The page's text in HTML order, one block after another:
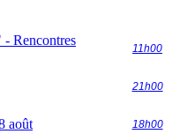
Rencontres
11h00
21h00
août 18h00